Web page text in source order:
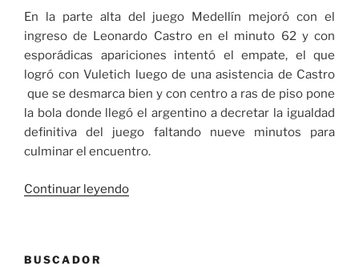
En la parte alta del juego Medellín mejoró con el
ingreso de Leonardo Castro en el minuto 62 y con
esporádicas apariciones intentó el empate, el que
logró con Vuletich luego de una asistencia de Castro
que se desmarca bien y con centro a ras de piso pone
la bola donde llegó el argentino a decretar la igualdad
definitiva del juego faltando nueve minutos para
culminar el encuentro.
Continuar leyendo«Deportivo
BUSCADOR